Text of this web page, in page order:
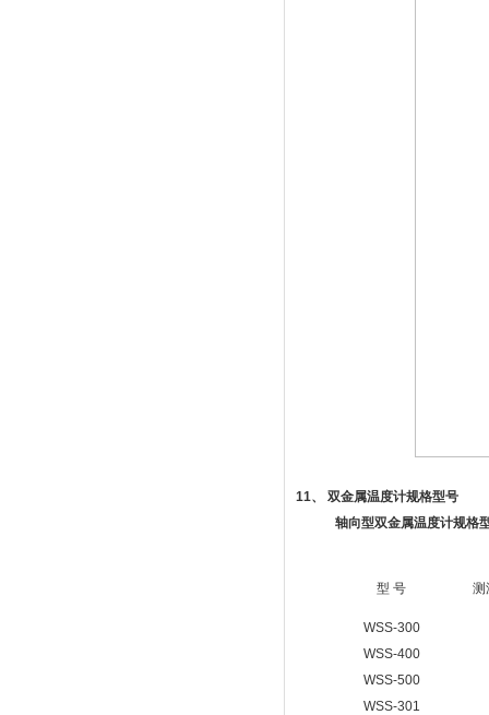
11、 双金属温度计规格型号
轴向型双金属温度计规格
型 号
WSS-300
WSS-400
WSS-500
WSS-301